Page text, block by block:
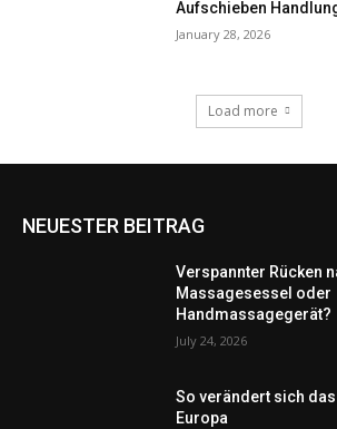
Aufschieben
January 28, 2026
Load more
NEUESTER BEITRAG
Verspannter Rücken
Massagesessel oder
Handmassagegerät?
July 24, 2026
So verändert sich
Europa